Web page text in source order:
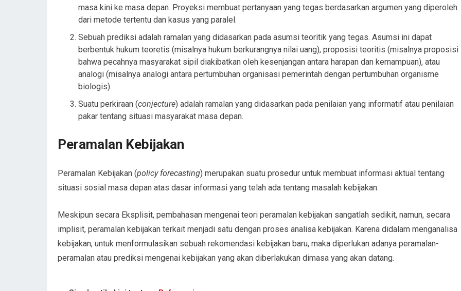
masa kini ke masa depan. Proyeksi membuat pertanyaan yang tegas berdasarkan argumen yang diperoleh
dari metode tertentu dan kasus yang paralel.
Sebuah prediksi adalah ramalan yang didasarkan pada asumsi teoritik yang tegas. Asumsi ini dapat
berbentuk hukum teoretis (misalnya hukum berkurangnya nilai uang), proposisi teoritis (misalnya proposisi
bahwa pecahnya masyarakat sipil diakibatkan oleh kesenjangan antara harapan dan kemampuan), atau
analogi (misalnya analogi antara pertumbuhan organisasi pemerintah dengan pertumbuhan organisme
biologis).
Suatu perkiraan (conjecture) adalah ramalan yang didasarkan pada penilaian yang informatif atau penilaian
pakar tentang situasi masyarakat masa depan.
Peramalan Kebijakan
Peramalan Kebijakan (policy forecasting) merupakan suatu prosedur untuk membuat informasi aktual tentang
situasi sosial masa depan atas dasar informasi yang telah ada tentang masalah kebijakan.
Meskipun secara Eksplisit, pembahasan mengenai teori peramalan kebijakan sangatlah sedikit, namun, secara
implisit, peramalan kebijakan terkait menjadi satu dengan proses analisa kebijakan. Karena didalam menganalisa
kebijakan, untuk menformulasikan sebuah rekomendasi kebijakan baru, maka diperlukan adanya peramalan-
peramalan atau prediksi mengenai kebijakan yang akan diberlakukan dimasa yang akan datang.